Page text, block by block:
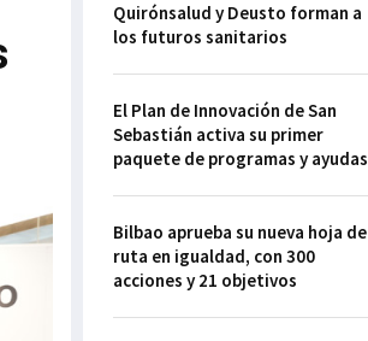
Quirónsalud y Deusto forman a
los futuros sanitarios
El Plan de Innovación de San
Sebastián activa su primer
paquete de programas y ayudas
Bilbao aprueba su nueva hoja de
ruta en igualdad, con 300
acciones y 21 objetivos